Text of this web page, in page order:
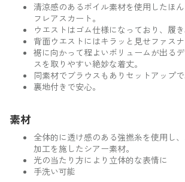
清涼感のあるボイル素材を使用したほ
フレアスカート。
ウエストはゴム仕様になっており、履き
背面ウエストにはキラッと見せファスナ
裾に向かって程よいボリュームが出る
スを取りやすい絶妙な着丈。
同素材でブラウスもありセットアップで
裏地付きで安心。
素材
全体的に透け感のある強撚糸を使用し
加工を施したシアー素材。
光の当たり方により立体的な表情に
手洗い可能